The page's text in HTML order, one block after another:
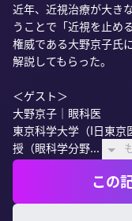
近年、近視治療が大き
うことで「近視を止め
権威である大野京子氏
解説してもらった。
＜ゲスト＞
大野京子｜眼科医
東京科学大学（I日東
授（眼科学分野...
この